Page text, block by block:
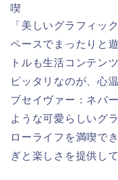
喫
「美しいグラフィッ
ペースでまったりと
トルも生活コンテン
ピッタリなのが、心
ブセイヴァー：ネバ
ような可愛らしいグ
ローライフを満喫で
ぎと楽しさを提供し